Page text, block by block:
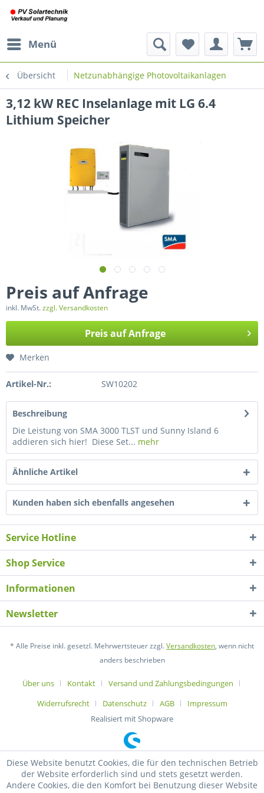
Menü
Übersicht Netzunabhängige Photovoltaikanlagen
3,12 kW REC Inselanlage mit LG 6.4
Lithium Speicher
Preis auf Anfrage
inkl. MwSt.zzgl. Versandkosten
Preis auf Anfrage
Merken
Artikel-Nr.: SW10202
Beschreibung
Die Leistung von SMA 3000 TLST und Sunny Island 6
addieren sich hier! Diese Set... mehr
Ähnliche Artikel
Kunden haben sich ebenfalls angesehen
Service Hotline
Shop Service
Informationen
Newsletter
* Alle Preise inkl. gesetzl. Mehrwertsteuer zzgl.Versandkosten, wenn nicht
anders beschrieben
Über uns Kontakt
Versand und Zahlungsbedingungen
Widerrufsrecht
Datenschutz AGB
Impressum
Realisiert mit Shopware
Diese Website benutzt Cookies, die für den technischen Betrieb
der Website erforderlich sind und stets gesetzt werden.
Andere Cookies, die den Komfort bei Benutzung dieser Website